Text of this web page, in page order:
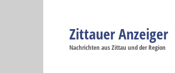
Zittauer Anzeiger
Nachrichten aus Zittau und der Region